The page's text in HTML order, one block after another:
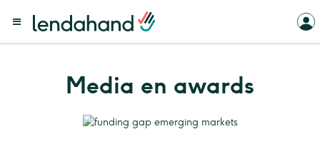
Media en awards